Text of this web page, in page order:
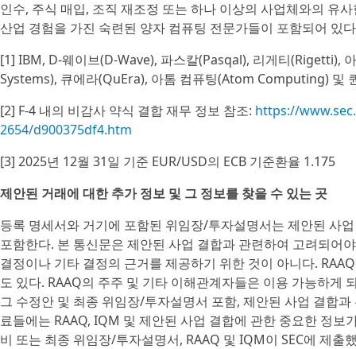
인수, 주식 매입, 조직 재조정 또는 하나 이상의 사업체와의 유
산업 경험을 가진 숙련된 양자 컴퓨팅 전문가들이 포함되어 있
[1] IBM, D-웨이브(D-Wave), 파스칼(Pasqal), 리게티(Rigetti),
Systems), 큐에라(QuEra), 아톰 컴퓨팅(Atom Computing) 및
[2] F-4 내의 비감사 약식 결합 재무 정보 참조: https://
2654/d900375df4.htm
[3] 2025년 12월 31일 기준 EUR/USD의 ECB 기준환율 1.175
제안된 거래에 대한 추가 정보 및 그 정보를 찾을 수 있는 곳
등록 명세서와 거기에 포함된 위임장/투자설명서는 제안된 사
포함한다. 본 통신문은 제안된 사업 결합과 관련하여 고려되어
결정이나 기타 결정의 근거를 제공하기 위한 것이 아니다.
도 있다. RAAQ의 주주 및 기타 이해관계자들은 이용 가능하게
그 수정안 및 최종 위임장/투자설명서 포함, 제안된 사업 결합
료들에는 RAAQ, IQM 및 제안된 사업 결합에 관한 중요한 정
비 또는 최종 위임장/투자설명서, RAAQ 및 IQM이 SEC에 제